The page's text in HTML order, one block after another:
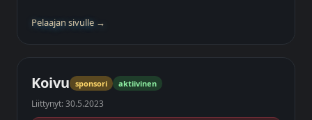
Pelaajan sivulle →
Koivu sponsori aktiivinen
Liittynyt: 30.5.2023